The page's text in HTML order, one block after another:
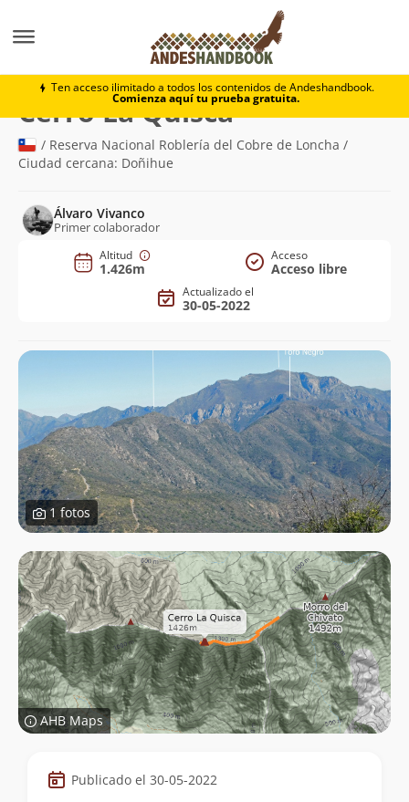
Ten acceso ilimitado a todos los contenidos de Andeshandbook.
Comienza aquí tu prueba gratuita.
Cerro La Quisca
Cerro La Quisca(1.426m)
/ Reserva Nacional Roblería del Cobre de Loncha /
Ciudad cercana: Doñihue
Álvaro Vivanco
Primer colaborador
Altitud
1.426m
Acceso
Acceso libre
Actualizado el
30-05-2022
1 fotos
AHB Maps
DatosPublicado el 30-05-2022